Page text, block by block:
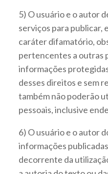
5) O usuário e o autor
serviços para publicar,
caráter difamatório,
pertencentes a outras
informações
desses direitos e sem
também não poderão
pessoais, inclusive
6) O usuário e o autor
informações
decorrente da